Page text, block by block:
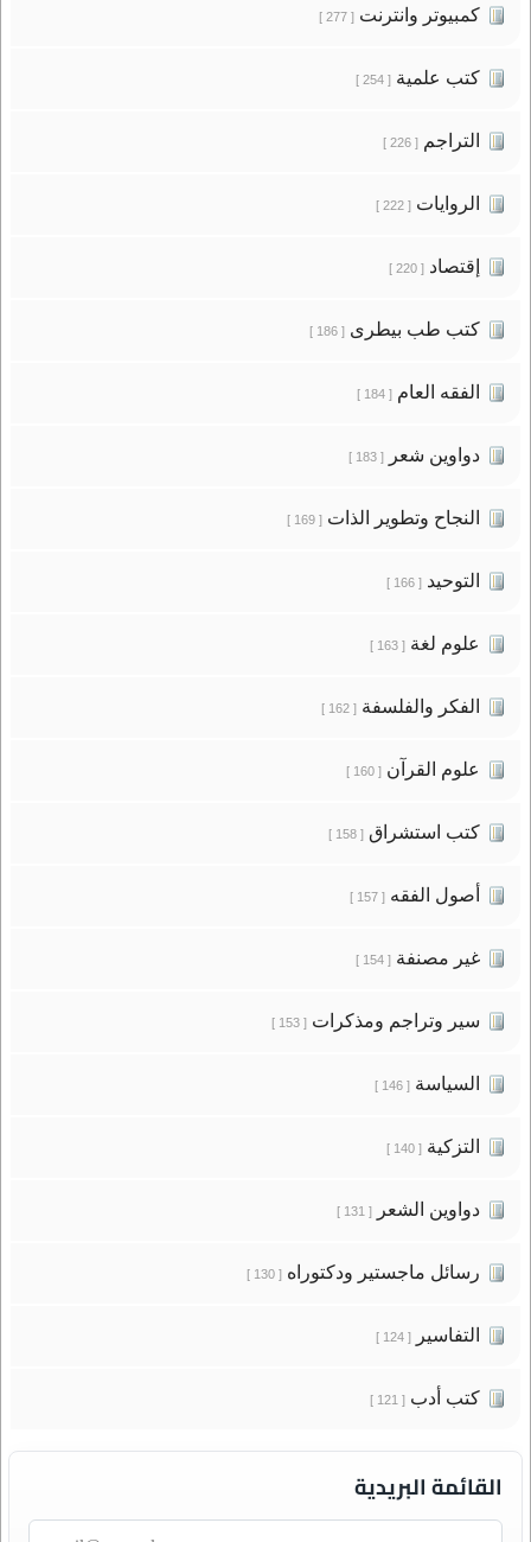
كمبيوتر وانترنت[ 277 ]
كتب علمية[ 254 ]
التراجم[ 226 ]
الروايات[ 222 ]
إقتصاد[ 220 ]
كتب طب بيطرى[ 186 ]
الفقه العام[ 184 ]
دواوين شعر[ 183 ]
النجاح وتطوير الذات[ 169 ]
التوحيد[ 166 ]
علوم لغة[ 163 ]
الفكر والفلسفة[ 162 ]
علوم القرآن[ 160 ]
كتب استشراق[ 158 ]
أصول الفقه[ 157 ]
غير مصنفة[ 154 ]
سير وتراجم ومذكرات[ 153 ]
السياسة[ 146 ]
التزكية[ 140 ]
دواوين الشعر[ 131 ]
رسائل ماجستير ودكتوراه[ 130 ]
التفاسير[ 124 ]
كتب أدب[ 121 ]
القائمة البريدية